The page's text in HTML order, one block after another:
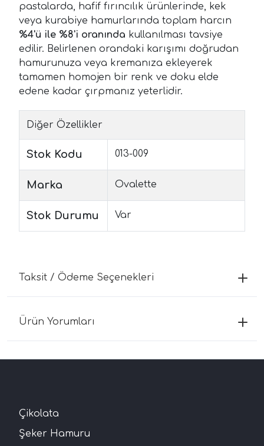
pastalarda, hafif fırıncılık ürünlerinde, kek
veya kurabiye hamurlarında toplam harcın
%4'ü ile %8'i oranında kullanılması tavsiye
edilir. Belirlenen orandaki karışımı doğrudan
hamurunuza veya kremanıza ekleyerek
tamamen homojen bir renk ve doku elde
edene kadar çırpmanız yeterlidir.
Diğer Özellikler
Stok Kodu 013-009
Marka Ovalette
Stok Durumu Var
Taksit / Ödeme Seçenekleri
Ürün Yorumları
Çikolata
Şeker Hamuru